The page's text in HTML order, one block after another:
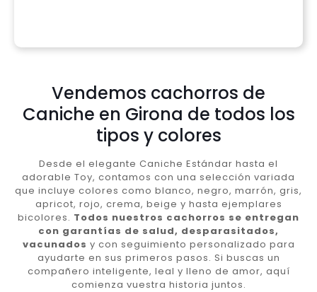
Vendemos cachorros de
Caniche en Girona de todos los
tipos y colores
Desde el elegante Caniche Estándar hasta el
adorable Toy, contamos con una selección variada
que incluye colores como blanco, negro, marrón, gris,
apricot, rojo, crema, beige y hasta ejemplares
bicolores. Todos nuestros cachorros se entregan
con garantías de salud, desparasitados,
vacunados y con seguimiento personalizado para
ayudarte en sus primeros pasos. Si buscas un
compañero inteligente, leal y lleno de amor, aquí
comienza vuestra historia juntos.